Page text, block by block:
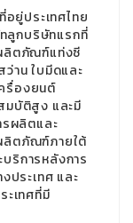
ยู่ประเทศไทย
ลูกบริษัทแรกที่
ลิตภัณฑ์แท่งซี
ว่าน ใบมีดและ
รื่องยนต์
มบัติสูง และมี
รผลิตและ
ลิตภัณฑ์ภายใต้
ริการหลังการ
ประเทศ และ
ะเทศที่มี